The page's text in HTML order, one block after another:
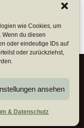
wie Cookies, um
Wenn du diesen
oder eindeutige IDs auf
oder zurückziehst,
ansehen
& Datenschutz